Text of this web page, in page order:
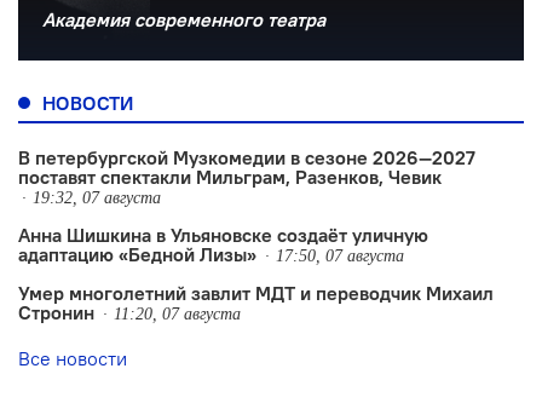
Академия современного театра
НОВОСТИ
В петербургской Музкомедии в сезоне 2026—2027
поставят спектакли Мильграм, Разенков, Чевик
19:32, 07 августа
Анна Шишкина в Ульяновске создаëт уличную
адаптацию «Бедной Лизы»
17:50, 07 августа
Умер многолетний завлит МДТ и переводчик Михаил
Стронин
11:20, 07 августа
Все новости